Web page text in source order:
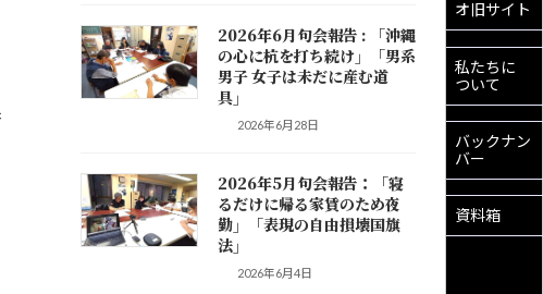
2026年6月句会報告 : 「沖縄
の心に杭を打ち続け」「男系
男子 女子は未だに産む道
具」
2026年6月28日
2026年5月句会報告：「寝
るだけに帰る家賃のため夜
勤」「表現の自由損壊国旗
法」
2026年6月4日
オ旧サイト
私たちに
ついて
バックナン
バー
資料箱